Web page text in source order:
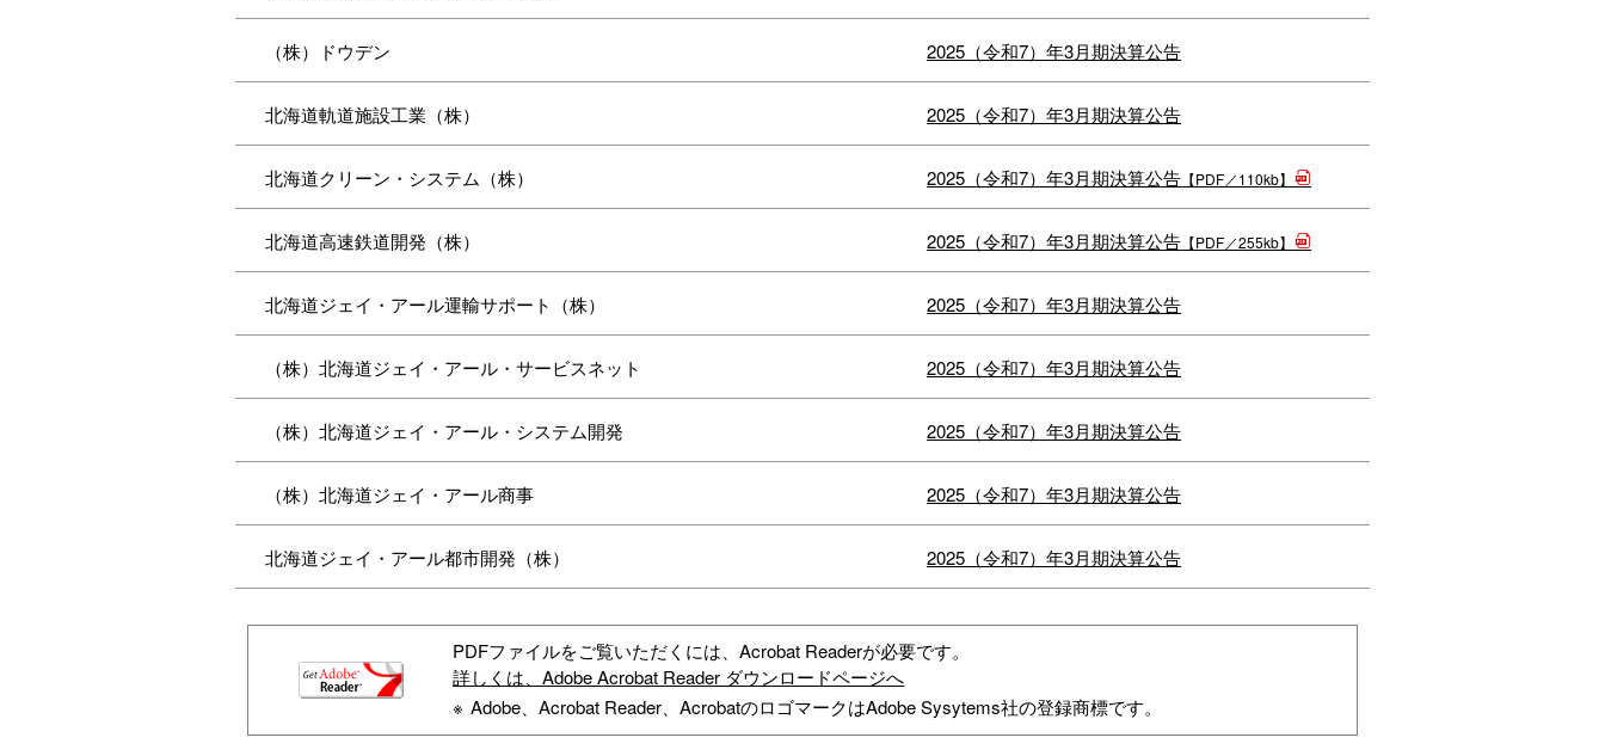
（株）ドウデン 2025（令和7）年3月期決算公告
北海道軌道施設工業（株） 2025（令和7）年3月期決算公告
北海道クリーン・システム（株） 2025（令和7）年3月期決算公告 【PDF／110kb】
北海道高速鉄道開発（株） 2025（令和7）年3月期決算公告 【PDF／255kb】
北海道ジェイ・アール運輸サポート（株） 2025（令和7）年3月期決算公告
（株）北海道ジェイ・アール・サービスネット 2025（令和7）年3月期決算公告
（株）北海道ジェイ・アール・システム開発 2025（令和7）年3月期決算公告
（株）北海道ジェイ・アール商事 2025（令和7）年3月期決算公告
北海道ジェイ・アール都市開発（株） 2025（令和7）年3月期決算公告
PDFファイルをご覧いただくには、Acrobat Readerが必要です。
詳しくは、Adobe Acrobat Reader ダウンロードページへ
※ Adobe、Acrobat Reader、AcrobatのロゴマークはAdobe Sysytems社の登録商標です。